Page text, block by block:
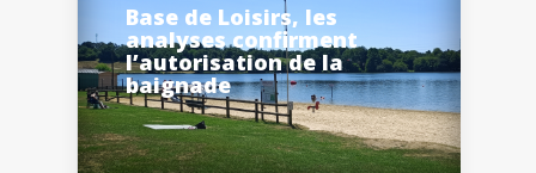
Base de Loisirs, les
analyses confirment
l’autorisation de la
baignade